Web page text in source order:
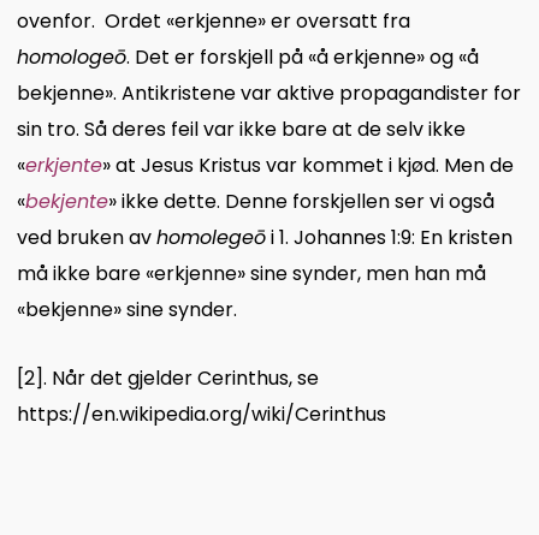
ovenfor. Ordet «erkjenne» er oversatt fra
homologeō. Det er forskjell på «å erkjenne» og «å
bekjenne». Antikristene var aktive propagandister for
sin tro. Så deres feil var ikke bare at de selv ikke
«erkjente» at Jesus Kristus var kommet i kjød. Men de
«bekjente» ikke dette. Denne forskjellen ser vi også
ved bruken avhomolegeōi 1. Johannes 1:9: En kristen
må ikke bare «erkjenne» sine synder, men han må
«bekjenne» sine synder.
[2]. Når det gjelder Cerinthus, se
https://en.wikipedia.org/wiki/Cerinthus